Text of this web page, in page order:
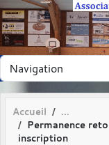
Accueil
Permanence
inscription
Panneau de gestion